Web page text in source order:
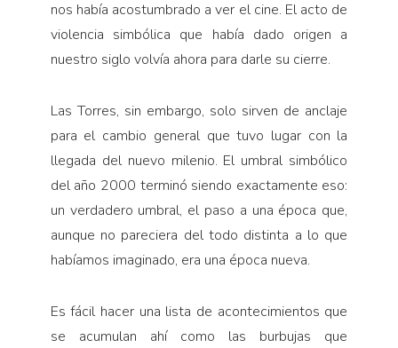
nos había acostumbrado a ver el cine. El acto de
violencia simbólica que había dado origen a
nuestro siglo volvía ahora para darle su cierre.
Las Torres, sin embargo, solo sirven de anclaje
para el cambio general que tuvo lugar con la
llegada del nuevo milenio. El umbral simbólico
del año 2000 terminó siendo exactamente eso:
un verdadero umbral, el paso a una época que,
aunque no pareciera del todo distinta a lo que
habíamos imaginado, era una época nueva.
Es fácil hacer una lista de acontecimientos que
se acumulan ahí como las burbujas que